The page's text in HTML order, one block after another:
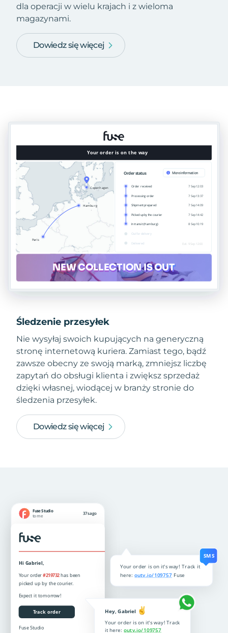
dla operacji w wielu krajach i z wieloma
magazynami.
Dowiedz się więcej
Śledzenie przesyłek
Nie wysyłaj swoich kupujących na generyczną
stronę internetową kuriera. Zamiast tego, bądź
zawsze obecny ze swoją marką, zmniejsz liczbę
zapytań do obsługi klienta i zwiększ sprzedaż
dzięki własnej, wiodącej w branży stronie do
śledzenia przesyłek.
Dowiedz się więcej